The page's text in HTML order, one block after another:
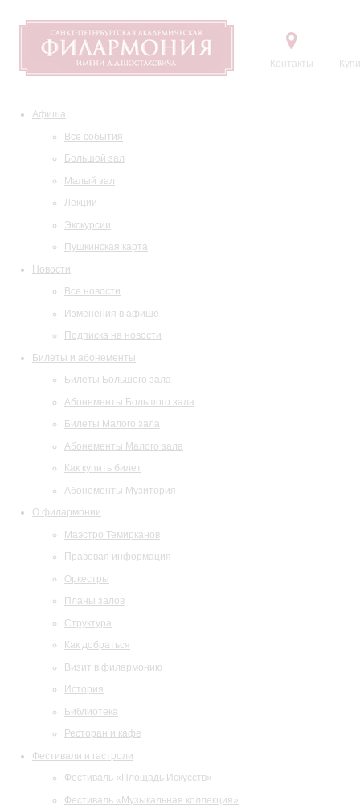
Контакты
Афиша
Все события
Большой зал
Малый зал
Лекции
Экскурсии
Пушкинская карта
Новости
Все новости
Изменения в афише
Подписка на новости
Билеты и абонементы
Билеты Большого зала
Абонементы Большого зала
Билеты Малого зала
Абонементы Малого зала
Как купить билет
Абонементы Музитория
О филармонии
Маэстро Темирканов
Правовая информация
Оркестры
Планы залов
Структура
Как добраться
Визит в филармонию
История
Библиотека
Ресторан и кафе
Фестивали и гастроли
Фестиваль «Площадь Искусств»
Фестиваль «Музыкальная коллекция»